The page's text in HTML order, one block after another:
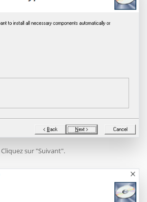
Cliquez sur "Suivant".